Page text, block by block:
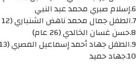
6.إسلام صبري محمد عبد النبي
7.الطفل جمال محمد ناهض الشنباري (12 عام)
8.حسن غسان الخالدي (26 عام)
9.الطفل جهاد أحمد إسماعيل المصري (13 عام)
10.جهاد حميد